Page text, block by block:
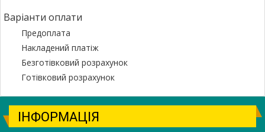
Варіанти оплати
Предоплата
Накладений платіж
Безготівковий розрахунок
Готівковий розрахунок
ІНФОРМАЦІЯ